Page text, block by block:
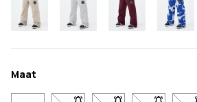
Maat